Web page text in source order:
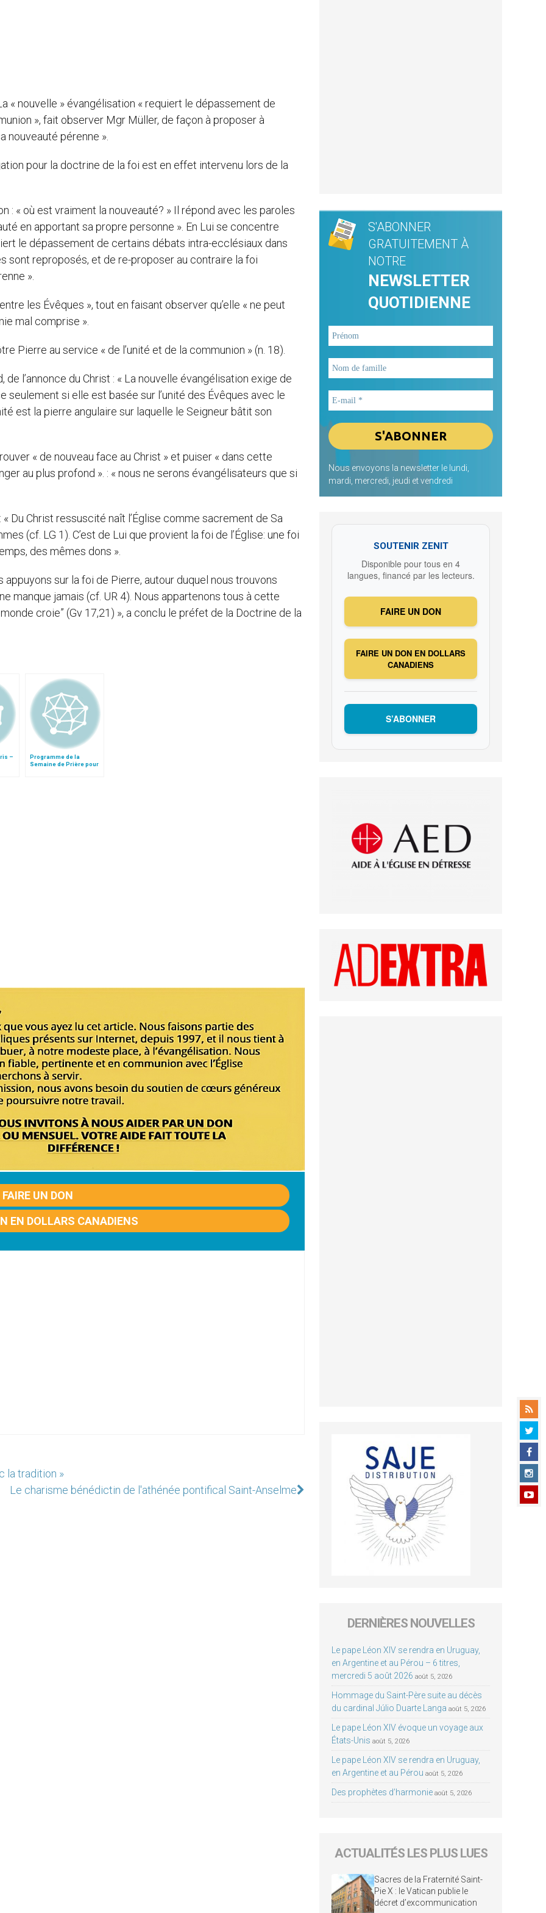
« nouvelle » évangélisation « requiert le dépassement de
», fait observer Mgr Müller, de façon à proposer à
nouveauté pérenne ».
pour la doctrine de la foi est en effet intervenu lors de la
: « où est vraiment la nouveauté? » Il répond avec les paroles
en apportant sa propre personne ». En Lui se concentre
le dépassement de certains débats intra-ecclésiaux dans
sont reproposés, et de re-proposer au contraire la foi
».
les Évêques », tout en faisant observer qu’elle « ne peut
mal comprise ».
Pierre au service « de l’unité et de la communion » (n. 18).
de l’annonce du Christ : « La nouvelle évangélisation exige de
si elle est basée sur l’unité des Évêques avec le
est la pierre angulaire sur laquelle le Seigneur bâtit son
« de nouveau face au Christ » et puiser « dans cette
au plus profond ». : « nous ne serons évangélisateurs que si
Du Christ ressuscité naît l’Église comme sacrement de Sa
(cf. LG 1). C’est de Lui que provient la foi de l’Église: une foi
des mêmes dons ».
appuyons sur la foi de Pierre, autour duquel nous trouvons
manque jamais (cf. UR 4). Nous appartenons tous à cette
croie” (Gv 17,21) », a conclu le préfet de la Doctrine de la
–
Programme de la
Semaine de Prière pour
FAIRE UN DON
EN DOLLARS CANADIENS
la tradition »
Le charisme bénédictin de l'athénée pontifical Saint-Anselme
S'ABONNER
GRATUITEMENT À
NOTRE
NEWSLETTER
QUOTIDIENNE
Nous envoyons la newsletter le lundi,
mardi, mercredi, jeudi et vendredi
SOUTENIR ZENIT
Disponible pour tous en 4
langues, financé par les lecteurs.
FAIRE UN DON
FAIRE UN DON EN DOLLARS
CANADIENS
S’ABONNER
DERNIÈRES NOUVELLES
Le pape Léon XIV se rendra en Uruguay,
en Argentine et au Pérou – 6 titres,
mercredi 5 août 2026 août 5, 2026
Hommage du Saint-Père suite au décès
du cardinal Júlio Duarte Langa août 5, 2026
Le pape Léon XIV évoque un voyage aux
États-Unis août 5, 2026
Le pape Léon XIV se rendra en Uruguay,
en Argentine et au Pérou août 5, 2026
Des prophètes d’harmonie août 5, 2026
ACTUALITÉS LES PLUS LUES
Sacres de la Fraternité Saint-
Pie X : le Vatican publie le
décret d’excommunication